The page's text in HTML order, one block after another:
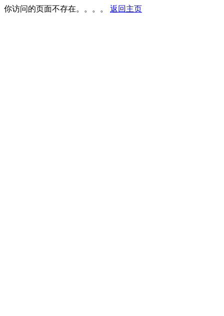
你访问的页面不存在。。。。 返回主页